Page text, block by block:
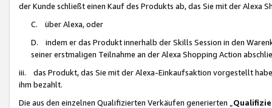
der Kunde schließt einen Kauf des Produkts ab, das Sie mit der Alexa
C. über Alexa, oder
D. indem er das Produkt innerhalb der Skills Session in den
seiner erstmaligen Teilnahme an der Alexa Shopping Action
iii. das Produkt, das Sie mit der Alexa-Einkaufsaktion vorgestellt
ihm bezahlt.
Die aus den einzelnen Qualifizierten Verkäufen generierten „